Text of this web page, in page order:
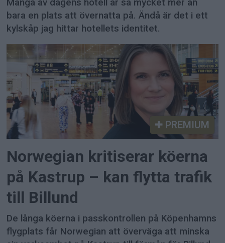
Många av dagens hotell är så mycket mer än
bara en plats att övernatta på. Ändå är det i ett
kylskåp jag hittar hotellets identitet.
PREMIUM
Norwegian kritiserar köerna
på Kastrup – kan flytta trafik
till Billund
De långa köerna i passkontrollen på Köpenhamns
flygplats får Norwegian att överväga att minska